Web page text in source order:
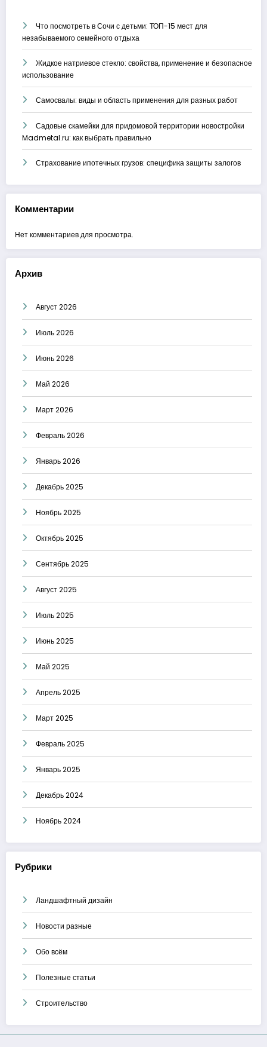
Что посмотреть в Сочи с детьми: ТОП-15 мест для
незабываемого семейного отдыха
Жидкое натриевое стекло: свойства, применение и безопасное
использование
Самосвалы: виды и область применения для разных работ
Садовые скамейки для придомовой территории новостройки
Madmetal.ru: как выбрать правильно
Страхование ипотечных грузов: специфика защиты залогов
Комментарии
Нет комментариев для просмотра.
Архив
Август 2026
Июль 2026
Июнь 2026
Май 2026
Март 2026
Февраль 2026
Январь 2026
Декабрь 2025
Ноябрь 2025
Октябрь 2025
Сентябрь 2025
Август 2025
Июль 2025
Июнь 2025
Май 2025
Апрель 2025
Март 2025
Февраль 2025
Январь 2025
Декабрь 2024
Ноябрь 2024
Рубрики
Ландшафтный дизайн
Новости разные
Обо всём
Полезные статьи
Строительство